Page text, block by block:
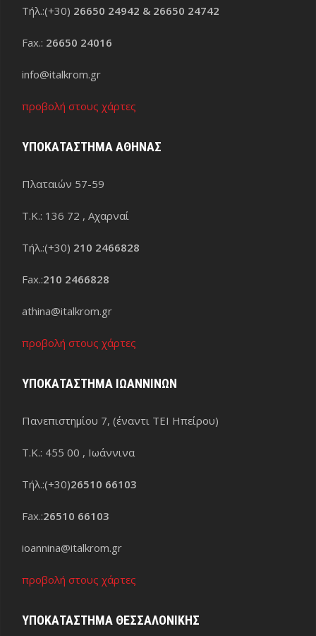
Τήλ.:(+30) 26650 24942 & 26650 24742
Fax.: 26650 24016
info@italkrom.gr
προβολή στους χάρτες
ΥΠΟΚΑΤΑΣΤΗΜΑ ΑΘΗΝΑΣ
Πλαταιών 57-59
Τ.Κ.: 136 72 , Αχαρναί
Τήλ.:(+30) 210 2466828
Fax.:210 2466828
athina@italkrom.gr
προβολή στους χάρτες
ΥΠΟΚΑΤΑΣΤΗΜΑ ΙΩΑΝΝΙΝΩΝ
Πανεπιστημίου 7, (έναντι ΤΕΙ Ηπείρου)
Τ.Κ.: 455 00 , Ιωάννινα
Τήλ.:(+30)26510 66103
Fax.:26510 66103
ioannina@italkrom.gr
προβολή στους χάρτες
ΥΠΟΚΑΤΑΣΤΗΜΑ ΘΕΣΣΑΛΟΝΙΚΗΣ